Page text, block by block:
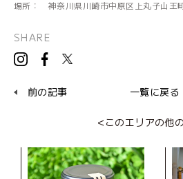
場所：
神奈川県川崎市中原区上丸子山
SHARE
前の記事 一覧に戻る
<このエリアの他